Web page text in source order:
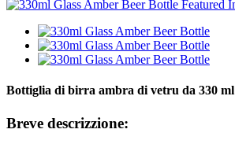
Bottiglia di birra ambra di vetru da 330 ml
Breve descrizzione: